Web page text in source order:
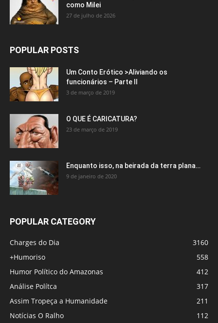
como Milei
27 de julho de 2026
POPULAR POSTS
Um Conto Erótico >Aliviando os
funcionários – Parte II
3 de março de 2019
O QUE É CARICATURA?
23 de março de 2019
Enquanto isso, na beirada da terra plana…
9 de janeiro de 2020
POPULAR CATEGORY
Charges do Dia
3160
+Humoriso
558
Humor Político do Amazonas
412
Análise Polítca
317
Assim Tropeça a Humanidade
211
Notícias O Ralho
112